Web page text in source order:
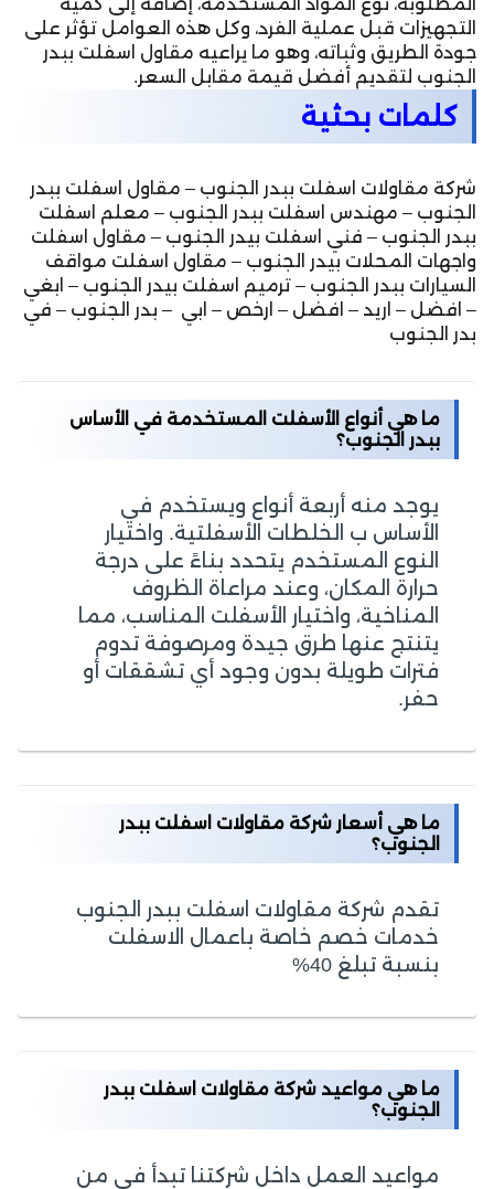
المطلوبة، نوع المواد المستخدمة، إضافة إلى كمية
التجهيزات قبل عملية الفرد، وكل هذه العوامل تؤثر على
جودة الطريق وثباته، وهو ما يراعيه مقاول اسفلت ببدر
الجنوب لتقديم أفضل قيمة مقابل السعر.
كلمات بحثية
شركة مقاولات اسفلت ببدر الجنوب – مقاول اسفلت ببدر
الجنوب – مهندس اسفلت ببدر الجنوب – معلم اسفلت
ببدر الجنوب – فني اسفلت بيدر الجنوب – مقاول اسفلت
واجهات المحلات بيدر الجنوب – مقاول اسفلت مواقف
السيارات ببدر الجنوب – ترميم اسفلت بيدر الجنوب – ابغي
– افضل – اريد – افضل – ارخص – ابي – بدر الجنوب – في
بدر الجنوب
ما هي أنواع الأسفلت المستخدمة في الأساس
ببدر الجنوب؟
يوجد منه أربعة أنواع ويستخدم في
الأساس ب الخلطات الأسفلتية. واختيار
النوع المستخدم يتحدد بناءً على درجة
حرارة المكان، وعند مراعاة الظروف
المناخية، واختيار الأسفلت المناسب، مما
يتنتج عنها طرق جيدة ومرصوفة تدوم
فترات طويلة بدون وجود أي تشققات أو
حفر.
ما هي أسعار شركة مقاولات اسفلت ببدر
الجنوب؟
تقدم شركة مقاولات اسفلت ببدر الجنوب
خدمات خصم خاصة باعمال الاسفلت
بنسبة تبلغ 40%
ما هي مواعيد شركة مقاولات اسفلت ببدر
الجنوب؟
مواعيد العمل داخل شركتنا تبدأ في من